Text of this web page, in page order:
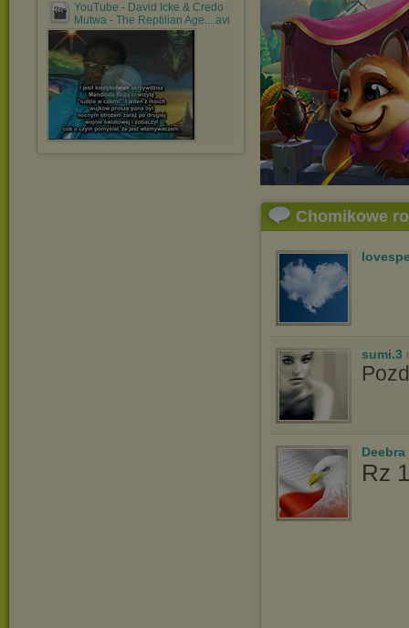
YouTube - David Icke & Credo
Mutwa - The Reptilian Age....avi
Chomikowe
sumi.3
Deebra
Rz